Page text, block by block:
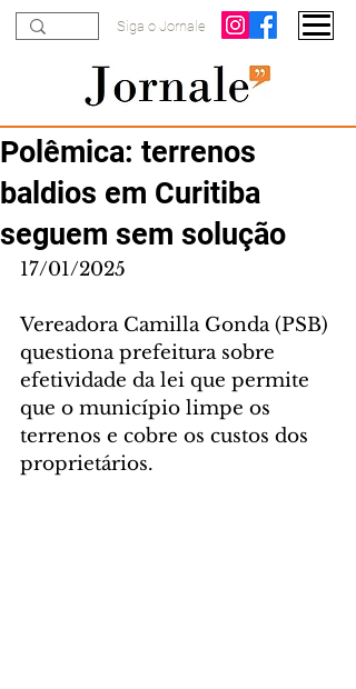
Siga o Jornale
Polêmica: terrenos
baldios em Curitiba
seguem sem solução
17/01/2025
Vereadora Camilla Gonda (PSB)
questiona prefeitura sobre
efetividade da lei que permite
que o município limpe os
terrenos e cobre os custos dos
proprietários.